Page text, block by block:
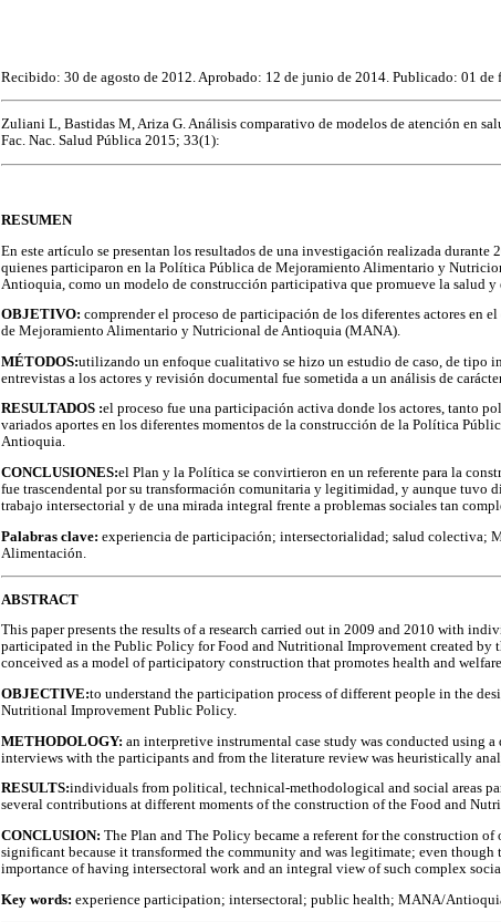
Recibido: 30 de agosto de 2012. Aprobado: 12 de junio de 2014. Publicado: 01 de
Zuliani L, Bastidas M, Ariza G. Análisis comparativo de modelos de atención en
Fac. Nac. Salud Pública 2015; 33(1):
RESUMEN
En este artículo se presentan los resultados de una investigación realizada
quienes participaron en la Política Pública de Mejoramiento Alimentario y
Antioquia, como un modelo de construcción participativa que promueve la salud y
OBJETIVO: comprender el proceso de participación de los diferentes actores en
de Mejoramiento Alimentario y Nutricional de Antioquia (MANA).
MÉTODOS:utilizando un enfoque cualitativo se hizo un estudio de caso, de tipo
entrevistas a los actores y revisión documental fue sometida a un análisis de
RESULTADOS :el proceso fue una participación activa donde los actores, tanto
variados aportes en los diferentes momentos de la construcción de la Política
Antioquia.
CONCLUSIONES:el Plan y la Política se convirtieron en un referente para la
fue trascendental por su transformación comunitaria y legitimidad, y aunque tuvo
trabajo intersectorial y de una mirada integral frente a problemas sociales tan
Palabras clave: experiencia de participación; intersectorialidad; salud colectiva;
Alimentación.
ABSTRACT
This paper presents the results of a research carried out in 2009 and 2010 with
participated in the Public Policy for Food and Nutritional Improvement created by
conceived as a model of participatory construction that promotes health and
OBJECTIVE:to understand the participation process of different people in the
Nutritional Improvement Public Policy.
METHODOLOGY: an interpretive instrumental case study was conducted using
interviews with the participants and from the literature review was heuristically
RESULTS:individuals from political, technical-methodological and social areas
several contributions at different moments of the construction of the Food and
CONCLUSION: The Plan and The Policy became a referent for the construction
significant because it transformed the community and was legitimate; even
importance of having intersectoral work and an integral view of such complex
Key words: experience participation; intersectoral; public health; MANA/